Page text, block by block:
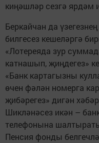
киңәшләр сезгә ярдәм
Беркайчан да
билгесез кешеләргә
«Лотереяда зур
катнашып, җиңдегез»
«Банк картагызны
өчен фәлән номерга
җибәрегез» дигән
Шикләнәсез икән –
телефонына
Пенсия фонды